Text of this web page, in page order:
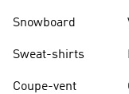
Snowboard
Sweat-shirts
Coupe-vent